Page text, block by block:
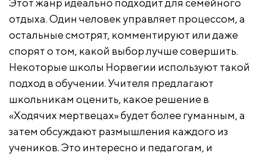
Этот жанр идеально подходит для семейного
отдыха. Один человек управляет процессом, а
остальные смотрят, комментируют или даже
спорят о том, какой выбор лучше совершить.
Некоторые школы Норвегии используют такой
подход в обучении. Учителя предлагают
школьникам оценить, какое решение в
«Ходячих мертвецах» будет более гуманным, а
затем обсуждают размышления каждого из
учеников. Это интересно и педагогам, и